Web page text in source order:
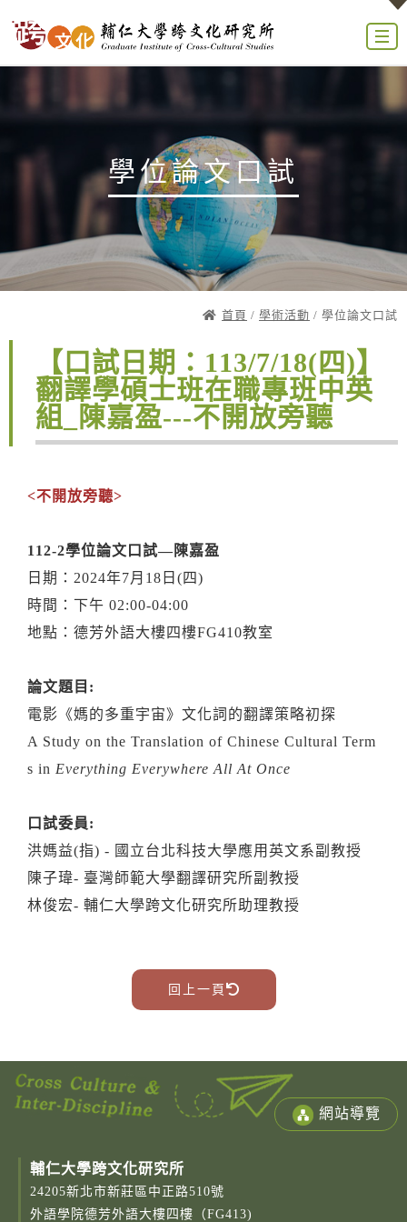
學位論文口試
首頁 / 學術活動 / 學位論文口試
【口試日期：113/7/18(四)】
翻譯學碩士班在職專班中英
組_陳嘉盈---不開放旁聽
<不開放旁聽>
112-2學位論文口試—陳嘉盈
日期：2024年7月18日(四)
時間：下午 02:00-04:00
地點：德芳外語大樓四樓FG410教室
論文題目:
電影《媽的多重宇宙》文化詞的翻譯策略初探
A Study on the Translation of Chinese Cultural Term
s in Everything Everywhere All At Once
口試委員:
洪媽益(指) - 國立台北科技大學應用英文系副教授
陳子瑋- 臺灣師範大學翻譯研究所副教授
林俊宏- 輔仁大學跨文化研究所助理教授
回上一頁
網站導覽
輔仁大學跨文化研究所
24205新北市新莊區中正路510號
外語學院德芳外語大樓四樓（FG413)